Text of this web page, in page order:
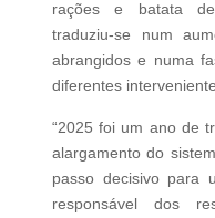
rações e batata
traduziu-se num
abrangidos e numa
diferentes
“2025 foi um ano de
alargamento do
passo decisivo para
responsável dos